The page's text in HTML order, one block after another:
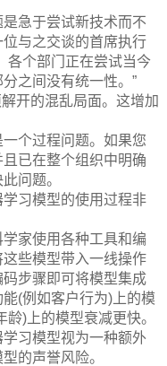
急于尝试新技术而不
与之交谈的首席执行
各个部门正在尝试当今
之间没有统一性。”
开的混乱局面。这增加
个过程问题。如果您
已在整个组织中明确
问题。
习模型的使用过程非
家使用各种工具和编
些模型带入一线操作
步骤即可将模型集成
(例如客户行为)上的模
)上的模型衰减更快。
习模型视为一种额外
的声誉风险。